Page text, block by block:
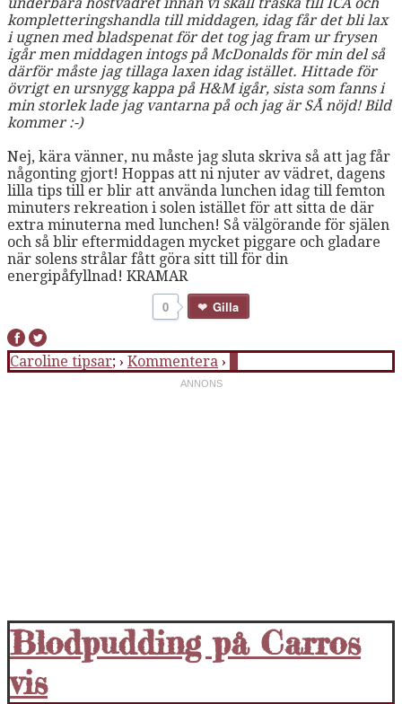
underbara höstvädret innan vi skall traska till ICA och
kompletteringshandla till middagen, idag får det bli lax
i ugnen med bladspenat för det tog jag fram ur frysen
igår men middagen intogs på McDonalds för min del så
därför måste jag tillaga laxen idag istället. Hittade för
övrigt en ursnygg kappa på H&M igår, sista som fanns i
min storlek lade jag vantarna på och jag är SÅ nöjd! Bild
kommer :-)
Nej, kära vänner, nu måste jag sluta skriva så att jag får
någonting gjort! Hoppas att ni njuter av vädret, dagens
lilla tips till er blir att använda lunchen idag till femton
minuters rekreation i solen istället för att sitta de där
extra minuterna med lunchen! Så välgörande för själen
och så blir eftermiddagen mycket piggare och gladare
när solens strålar fått göra sitt till för din
energipåfyllnad! KRAMAR
0
Gilla
Caroline tipsar; › Kommentera ›
Blodpudding på Carros
vis